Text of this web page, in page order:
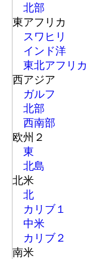
北部
東アフリカ
スワヒリ
インド洋
東北アフリカ
西アジア
ガルフ
北部
西南部
欧州２
東
北島
北米
北
カリブ１
中米
カリブ２
南米